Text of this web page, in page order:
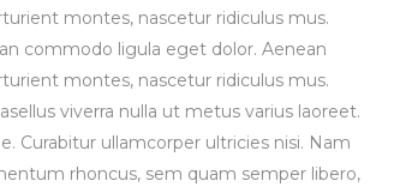
montes, nascetur ridiculus mus.
commodo ligula eget dolor. Aenean
montes, nascetur ridiculus mus.
viverra nulla ut metus varius laoreet.
Curabitur ullamcorper ultricies nisi. Nam
rhoncus, sem quam semper libero,